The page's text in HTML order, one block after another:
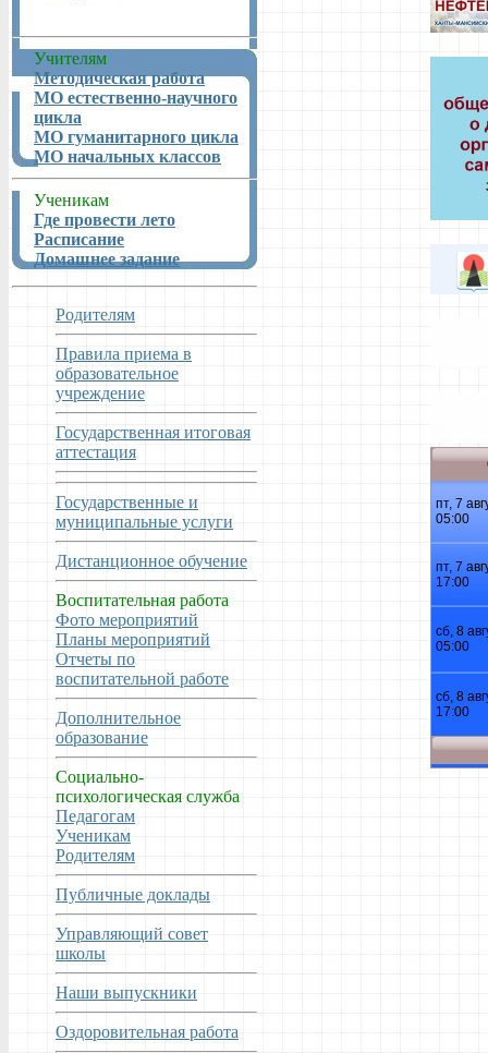
Учителям
Методическая работа
МО естественно-научного
цикла
МО гуманитарного цикла
МО начальных классов
Ученикам
Где провести лето
Расписание
Домашнее задание
Родителям
Правила приема в
образовательное
учреждение
Государственная итоговая
аттестация
Государственные и
муниципальные услуги
Дистанционное обучение
Воспитательная работа
Фото мероприятий
Планы мероприятий
Отчеты по
воспитательной работе
Дополнительное
образование
Социально-
психологическая служба
Педагогам
Ученикам
Родителям
Публичные доклады
Управляющий совет
школы
Наши выпускники
Оздоровительная работа